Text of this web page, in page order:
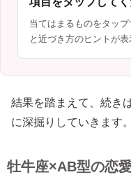
当てはまるものをタッ
と近づき方のヒントが表
結果を踏まえて、続き
に深掘りしていきます。
牡牛座×AB型の恋